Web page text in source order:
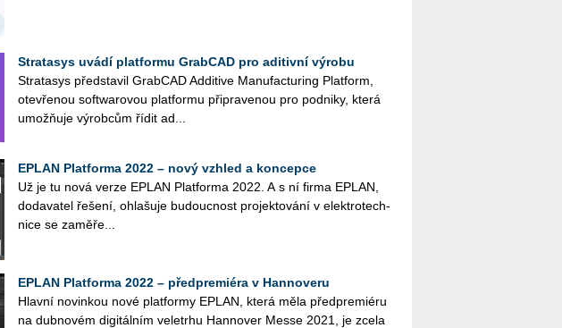
Stratasys uvádí platformu GrabCAD pro aditivní výrobu
Stra­ta­sys před­sta­vil Grab­CAD Ad­di­ti­ve Ma­nu­factu­ring Plat­form,
ote­vře­nou soft­wa­ro­vou plat­for­mu při­pra­ve­nou pro pod­ni­ky, která
umožňuje vý­rob­cům řídit ad...
EPLAN Platforma 2022 – nový vzhled a koncepce
Už je tu nová verze EPLAN Plat­for­ma 2022. A s ní firma EPLAN,
do­da­va­tel ře­še­ní, ohla­šu­je bu­douc­nost pro­jek­to­vá­ní v elek­tro­tech­
ni­ce se za­mě­ře­...
EPLAN Platforma 2022 – předpremiéra v Hannoveru
Hlav­ní no­vin­kou nové plat­for­my EPLAN, která měla před­premiéru
na dubnovém digitálním veletrhu Hannover Messe 2021, je zcela